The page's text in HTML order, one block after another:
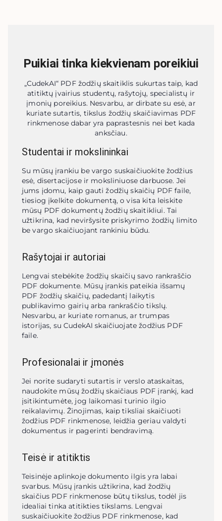
Puikiai tinka kiekvienam poreikiui
„CudekAI“ PDF žodžių skaitiklis sukurtas taip, kad
atitiktų įvairius studentų, rašytojų, specialistų ir
įmonių poreikius. Nesvarbu, ar dirbate su esė, ar
kuriate sutartis, tikslus žodžių skaičiavimas PDF
rinkmenose dabar yra paprastesnis nei bet kada
anksčiau.
Studentai ir mokslininkai
Su mūsų įrankiu be vargo suskaičiuokite žodžius
esė, disertacijose ir moksliniuose darbuose. Jei
jums įdomu, kaip gauti žodžių skaičių PDF faile,
tiesiog įkelkite dokumentą, o visa kita leiskite
mūsų PDF dokumentų žodžių skaitikliui. Tai
užtikrina, kad neviršysite priskyrimo žodžių limito
be vargo skaičiuojant rankiniu būdu.
Rašytojai ir autoriai
Lengvai stebėkite žodžių skaičių savo rankraščio
PDF dokumente. Mūsų įrankis pateikia išsamų
PDF žodžių skaičių, padedantį laikytis
publikavimo gairių arba rankraščio tikslų.
Nesvarbu, ar kuriate romanus, ar trumpas
istorijas, su CudekAI skaičiuojate žodžius PDF
faile.
Profesionalai ir įmonės
Jei norite sudaryti sutartis ir verslo ataskaitas,
naudokite mūsų žodžių skaičiaus PDF įrankį, kad
įsitikintumėte, jog laikomasi turinio ilgio
reikalavimų. Žinojimas, kaip tiksliai skaičiuoti
žodžius PDF rinkmenose, leidžia geriau valdyti
dokumentus ir pagerinti bendravimą.
Teisė ir atitiktis
Teisinėje aplinkoje dokumento ilgis yra labai
svarbus. Mūsų įrankis užtikrina, kad žodžių
skaičius PDF rinkmenose būtų tikslus, todėl jis
idealiai tinka atitikties tikslams. Lengvai
suskaičiuokite žodžius PDF rinkmenose, kad